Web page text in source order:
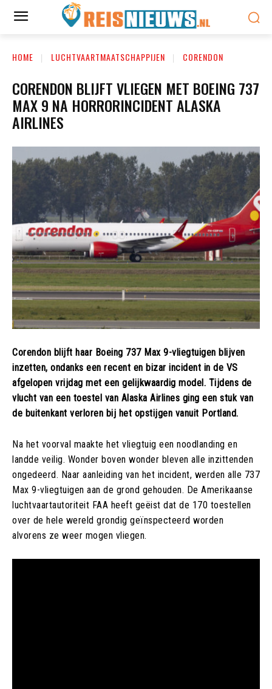
HOME LUCHTVAARTMAATSCHAPPIJEN CORENDON
CORENDON BLIJFT VLIEGEN MET BOEING 737
MAX 9 NA HORRORINCIDENT ALASKA
AIRLINES
Corendon blijft haar Boeing 737 Max 9-vliegtuigen blijven
inzetten, ondanks een recent en bizar incident in de VS
afgelopen vrijdag met een gelijkwaardig model. Tijdens de
vlucht van een toestel van Alaska Airlines ging een stuk van
de buitenkant verloren bij het opstijgen vanuit Portland.
Na het voorval maakte het vliegtuig een noodlanding en
landde veilig. Wonder boven wonder bleven alle inzittenden
ongedeerd. Naar aanleiding van het incident, werden alle 737
Max 9-vliegtuigen aan de grond gehouden. De Amerikaanse
luchtvaartautoriteit FAA heeft geëist dat de 170 toestellen
over de hele wereld grondig geïnspecteerd worden
alvorens ze weer mogen vliegen.